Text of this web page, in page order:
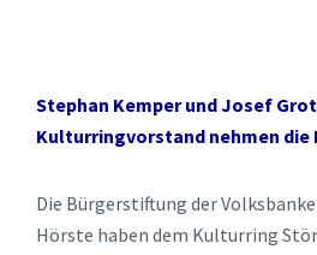
Stephan Kemper und Josef
Kulturringvorstand nehmen
Die Bürgerstiftung der
Hörste haben dem Kulturring